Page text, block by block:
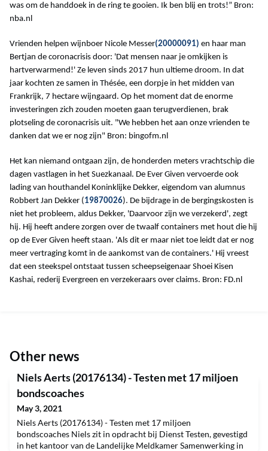
was om de handdoek in de ring te gooien. Ik ben blij en trots!” Bron:
nba.nl
Vrienden helpen wijnboer Nicole Messer(20000091) en haar man
Bertjan de coronacrisis door: 'Dat mensen naar je omkijken is
hartverwarmend!' Ze leven sinds 2017 hun ultieme droom. In dat
jaar kochten ze samen in Thésée, een dorpje in het midden van
Frankrijk, 7 hectare wijngaard. Op het moment dat de enorme
investeringen zich zouden moeten gaan terugverdienen, brak
plotseling de coronacrisis uit. "We hebben het aan onze vrienden te
danken dat we er nog zijn" Bron: bingofm.nl
Het kan niemand ontgaan zijn, de honderden meters vrachtschip die
dagen vastlagen in het Suezkanaal. De Ever Given vervoerde ook
lading van houthandel Koninklijke Dekker, eigendom van alumnus
Robbert Jan Dekker ( 19870026). De bijdrage in de bergingskosten is
niet het probleem, aldus Dekker, 'Daarvoor zijn we verzekerd', zegt
hij. Hij heeft andere zorgen over de twaalf containers met hout die hij
op de Ever Given heeft staan. 'Als dit er maar niet toe leidt dat er nog
meer vertraging komt in de aankomst van de containers.' Hij vreest
dat een steekspel ontstaat tussen scheepseigenaar Shoei Kisen
Kashai, rederij Evergreen en verzekeraars over claims. Bron: FD.nl
Other news
Niels Aerts (20176134) - Testen met 17 miljoen
bondscoaches
May 3, 2021
Niels Aerts (20176134) - Testen met 17 miljoen
bondscoaches Niels zit in opdracht bij Dienst Testen, gevestigd
in het kantoor van de Landelijke Meldkamer Samenwerking in